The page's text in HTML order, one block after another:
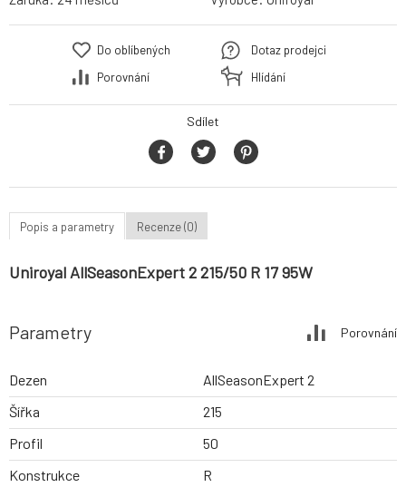
Do oblíbených
Porovnání
Dotaz prodejci
Hlídání
Sdílet
Popis a parametry Recenze (0)
Uniroyal AllSeasonExpert 2 215/50 R 17 95W
Parametry Porovnání
Dezen
AllSeasonExpert 2
Šířka
215
Profil
50
Konstrukce
R